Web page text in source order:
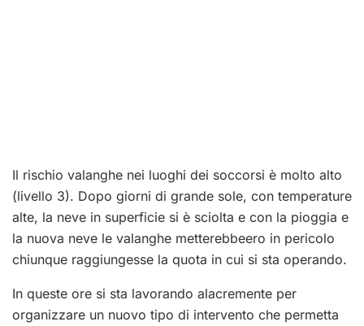
Il rischio valanghe nei luoghi dei soccorsi è molto alto
(livello 3). Dopo giorni di grande sole, con temperature
alte, la neve in superficie si è sciolta e con la pioggia e
la nuova neve le valanghe metterebbeero in pericolo
chiunque raggiungesse la quota in cui si sta operando.
In queste ore si sta lavorando alacremente per
organizzare un nuovo tipo di intervento che permetta